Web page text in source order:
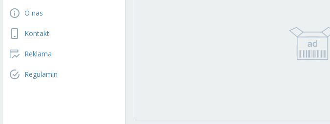
O nas
Kontakt
Reklama
Regulamin